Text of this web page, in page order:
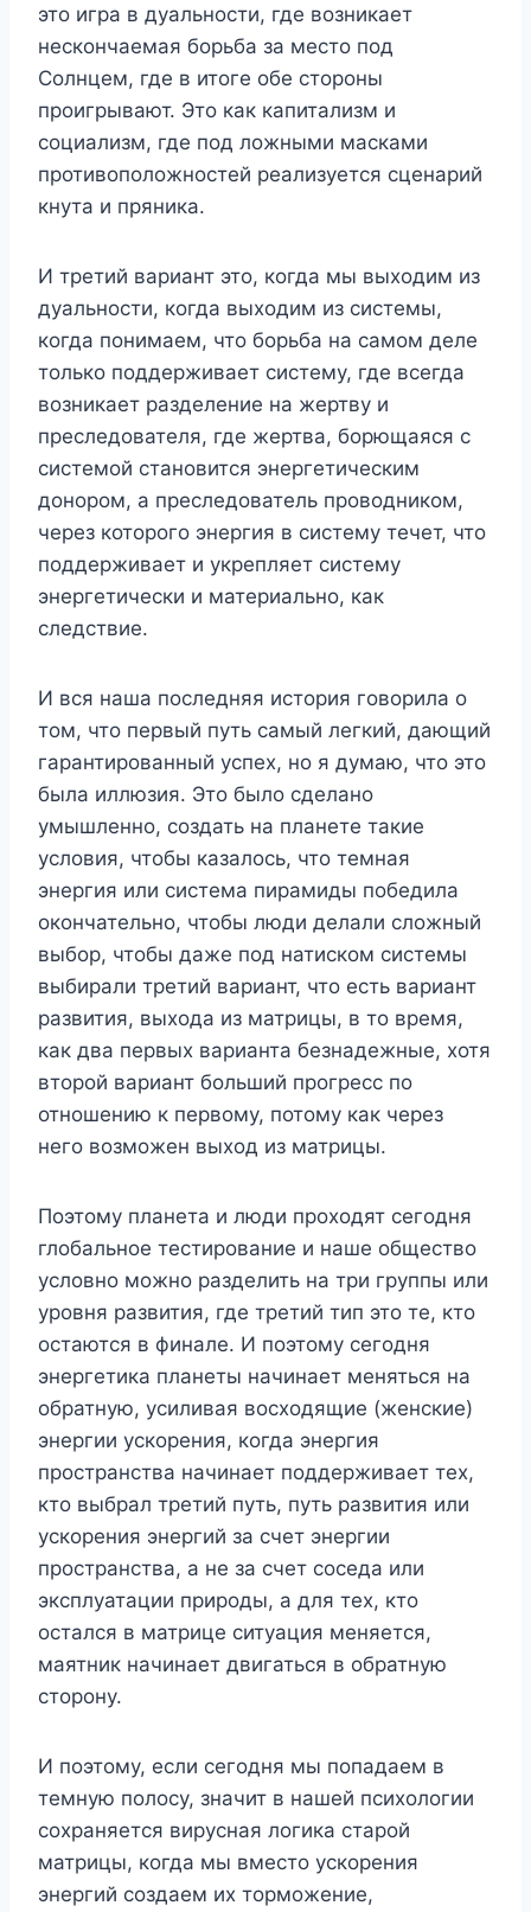
это игра в дуальности, где возникает
нескончаемая борьба за место под
Солнцем, где в итоге обе стороны
проигрывают. Это как капитализм и
социализм, где под ложными масками
противоположностей реализуется сценарий
кнута и пряника.
И третий вариант это, когда мы выходим из
дуальности, когда выходим из системы,
когда понимаем, что борьба на самом деле
только поддерживает систему, где всегда
возникает разделение на жертву и
преследователя, где жертва, борющаяся с
системой становится энергетическим
донором, а преследователь проводником,
через которого энергия в систему течет, что
поддерживает и укрепляет систему
энергетически и материально, как
следствие.
И вся наша последняя история говорила о
том, что первый путь самый легкий, дающий
гарантированный успех, но я думаю, что это
была иллюзия. Это было сделано
умышленно, создать на планете такие
условия, чтобы казалось, что темная
энергия или система пирамиды победила
окончательно, чтобы люди делали сложный
выбор, чтобы даже под натиском системы
выбирали третий вариант, что есть вариант
развития, выхода из матрицы, в то время,
как два первых варианта безнадежные, хотя
второй вариант больший прогресс по
отношению к первому, потому как через
него возможен выход из матрицы.
Поэтому планета и люди проходят сегодня
глобальное тестирование и наше общество
условно можно разделить на три группы или
уровня развития, где третий тип это те, кто
остаются в финале. И поэтому сегодня
энергетика планеты начинает меняться на
обратную, усиливая восходящие (женские)
энергии ускорения, когда энергия
пространства начинает поддерживает тех,
кто выбрал третий путь, путь развития или
ускорения энергий за счет энергии
пространства, а не за счет соседа или
эксплуатации природы, а для тех, кто
остался в матрице ситуация меняется,
маятник начинает двигаться в обратную
сторону.
И поэтому, если сегодня мы попадаем в
темную полосу, значит в нашей психологии
сохраняется вирусная логика старой
матрицы, когда мы вместо ускорения
энергий создаем их торможение,